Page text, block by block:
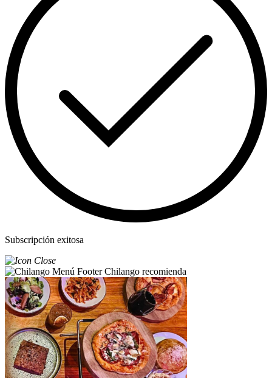
Subscripción exitosa
Chilango recomienda